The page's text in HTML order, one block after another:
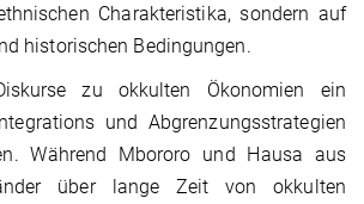
Charakteristika, sondern auf
historischen Bedingungen.
zu okkulten Ökonomien ein
und Abgrenzungsstrategien
Während Mbororo und Hausa aus
über lange Zeit von okkulten